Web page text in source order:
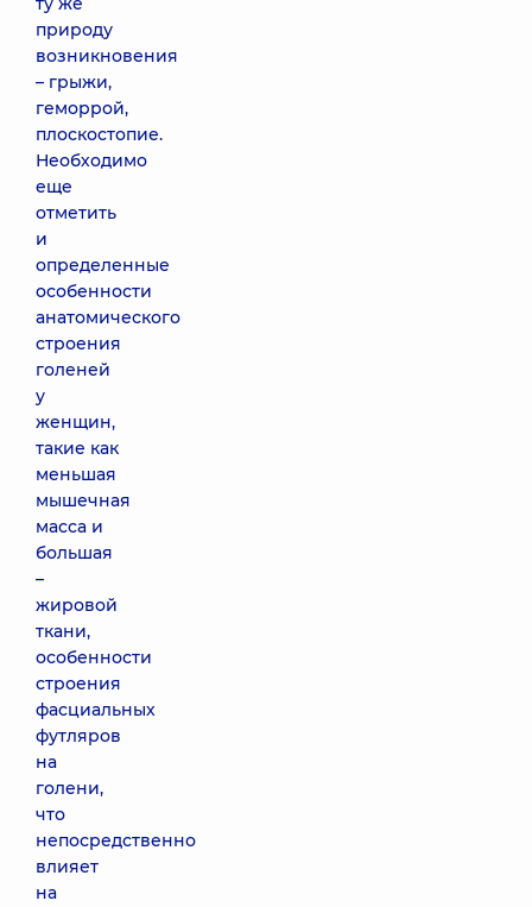
природу
возникновения
– грыжи,
геморрой,
плоскостопие.
Необходимо
еще
отметить
и
определенные
особенности
анатомического
строения
голеней
у
женщин,
такие как
меньшая
мышечная
масса и
большая
–
жировой
ткани,
особенности
строения
фасциальных
футляров
на
голени,
что
непосредственно
влияет
на